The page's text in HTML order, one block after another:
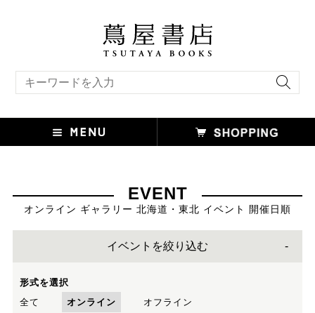
EVENT
オンライン ギャラリー 北海道・東北 イベント 開催日順
イベントを絞り込む
形式を選択
全て
オンライン オフライン